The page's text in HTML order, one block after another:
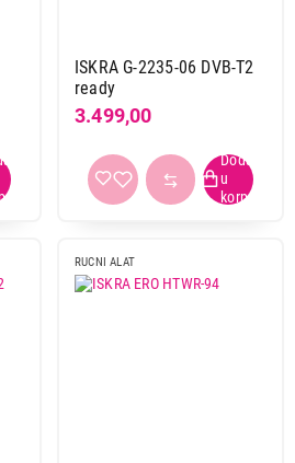
ISKRA G-2235-06 DVB-T2
ready
3.499,00
RUCNI ALAT